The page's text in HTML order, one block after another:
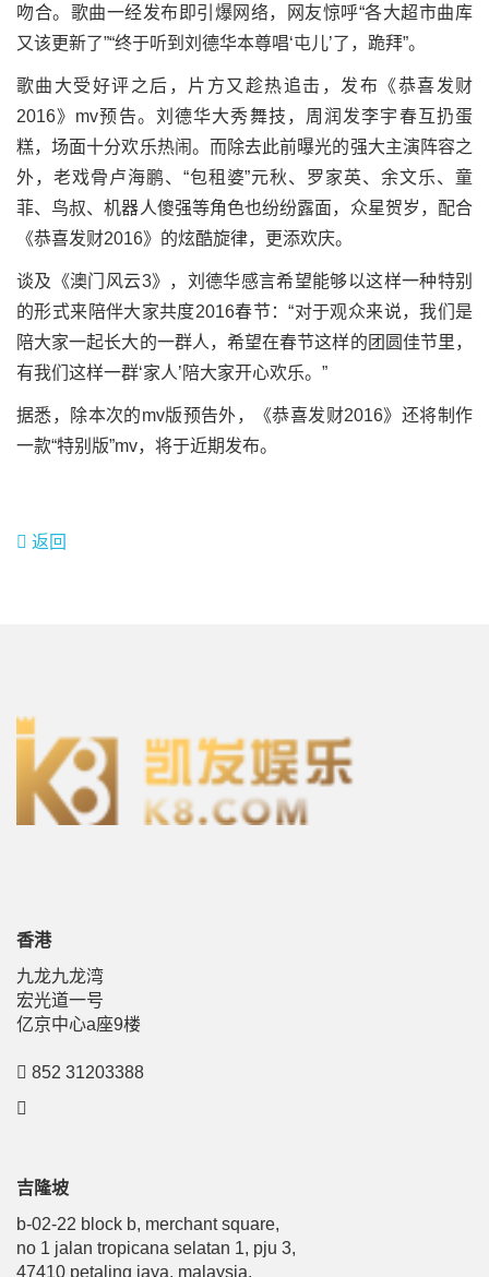
吻合。歌曲一经发布即引爆网络，网友惊呼“各大超市曲库
又该更新了”“终于听到刘德华本尊唱‘屯儿’了，跪拜”。
歌曲大受好评之后，片方又趁热追击，发布《恭喜发财
2016》mv预告。刘德华大秀舞技，周润发李宇春互扔蛋
糕，场面十分欢乐热闹。而除去此前曝光的强大主演阵容之
外，老戏骨卢海鹏、“包租婆”元秋、罗家英、余文乐、童
菲、鸟叔、机器人傻强等角色也纷纷露面，众星贺岁，配合
《恭喜发财2016》的炫酷旋律，更添欢庆。
谈及《澳门风云3》，刘德华感言希望能够以这样一种特别
的形式来陪伴大家共度2016春节：“对于观众来说，我们是
陪大家一起长大的一群人，希望在春节这样的团圆佳节里，
有我们这样一群‘家人’陪大家开心欢乐。”
据悉，除本次的mv版预告外，《恭喜发财2016》还将制作
一款“特别版”mv，将于近期发布。
返回
香港
九龙九龙湾
宏光道一号
亿京中心a座9楼
852 31203388
吉隆坡
b-02-22 block b, merchant square,
no 1 jalan tropicana selatan 1, pju 3,
47410 petaling jaya, malaysia.